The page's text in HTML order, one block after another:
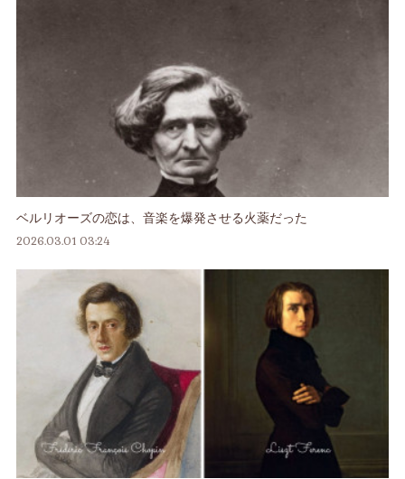
ベルリオーズの恋は、音楽を爆発させる火薬だった
2026.03.01 03:24